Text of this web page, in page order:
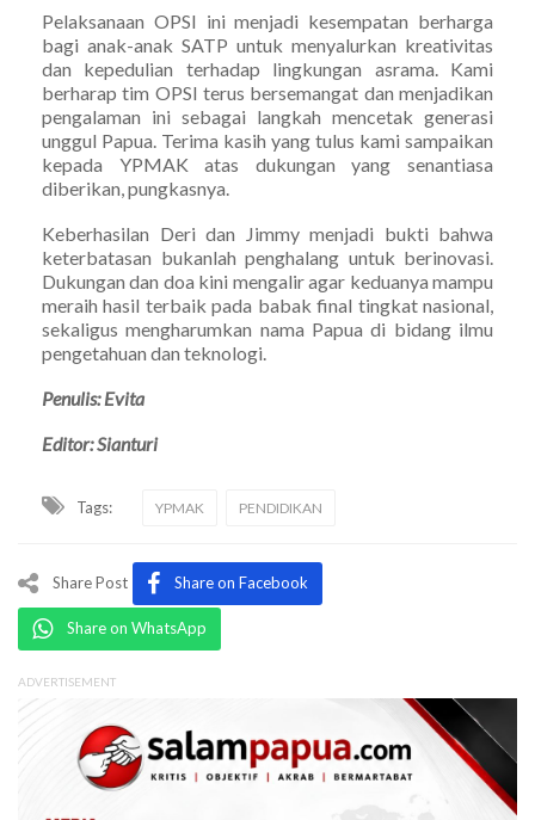
Pelaksanaan OPSI ini menjadi kesempatan berharga
bagi anak-anak SATP untuk menyalurkan kreativitas
dan kepedulian terhadap lingkungan asrama. Kami
berharap tim OPSI terus bersemangat dan menjadikan
pengalaman ini sebagai langkah mencetak generasi
unggul Papua. Terima kasih yang tulus kami sampaikan
kepada YPMAK atas dukungan yang senantiasa
diberikan, pungkasnya.
Keberhasilan Deri dan Jimmy menjadi bukti bahwa
keterbatasan bukanlah penghalang untuk berinovasi.
Dukungan dan doa kini mengalir agar keduanya mampu
meraih hasil terbaik pada babak final tingkat nasional,
sekaligus mengharumkan nama Papua di bidang ilmu
pengetahuan dan teknologi.
Penulis: Evita
Editor: Sianturi
Tags: YPMAK PENDIDIKAN
Share Post Share on Facebook
Share on WhatsApp
ADVERTISEMENT